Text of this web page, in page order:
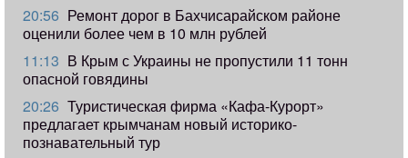
20:56 Ремонт дорог в Бахчисарайском районе
оценили более чем в 10 млн рублей
11:13 В Крым с Украины не пропустили 11 тонн
опасной говядины
20:26 Туристическая фирма «Кафа-Курорт»
предлагает крымчанам новый историко-
познавательный тур